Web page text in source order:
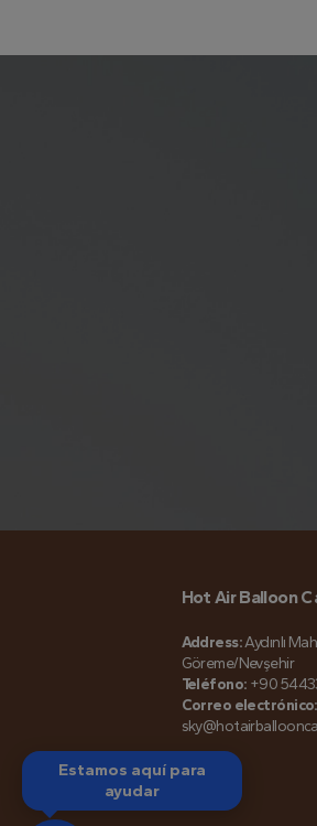
Hot Air Balloon
Address:Aydınlı
Göreme/Nevşehir
Teléfono: +90
Correo electrónico:
Estamos aquí para
ayudar